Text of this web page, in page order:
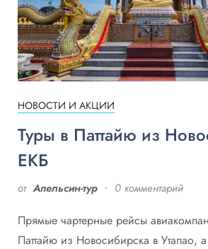
НОВОСТИ И АКЦИИ
Туры в Паттайю из
ЕКБ
от Апельсин-тур 0 комментарий
Прямые чартерные рейсы
Паттайю из Новосибирска в Утапао,